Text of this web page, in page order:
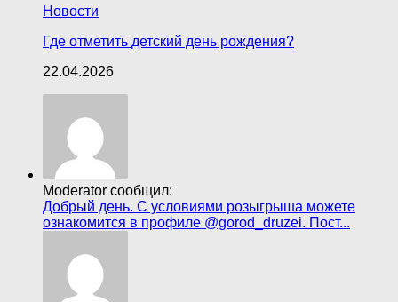
Новости
Где отметить детский день рождения?
22.04.2026
Moderator сообщил:
Добрый день. С условиями розыгрыша можете
ознакомится в профиле @gorod_druzei. Пост...